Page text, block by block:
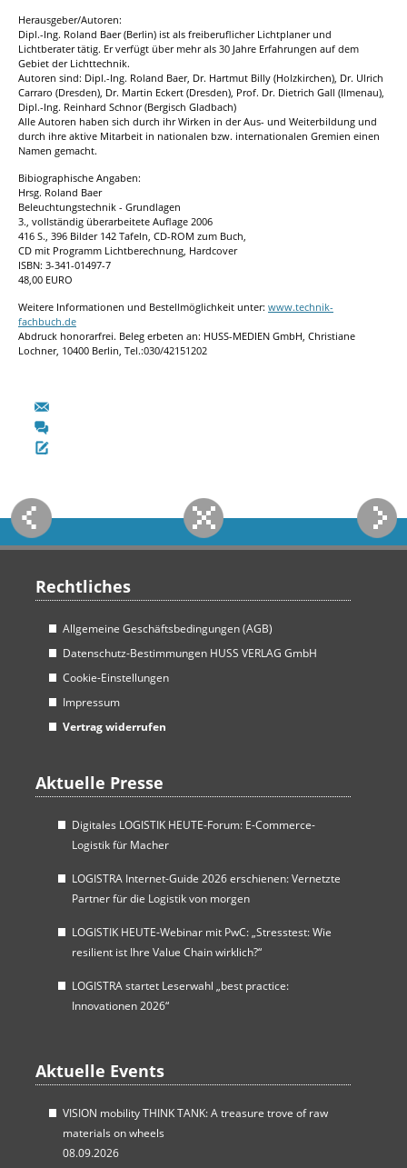
Herausgeber/Autoren:
Dipl.-Ing. Roland Baer (Berlin) ist als freiberuflicher Lichtplaner und
Lichtberater tätig. Er verfügt über mehr als 30 Jahre Erfahrungen auf dem
Gebiet der Lichttechnik.
Autoren sind: Dipl.-Ing. Roland Baer, Dr. Hartmut Billy (Holzkirchen), Dr. Ulrich
Carraro (Dresden), Dr. Martin Eckert (Dresden), Prof. Dr. Dietrich Gall (Ilmenau),
Dipl.-Ing. Reinhard Schnor (Bergisch Gladbach)
Alle Autoren haben sich durch ihr Wirken in der Aus- und Weiterbildung und
durch ihre aktive Mitarbeit in nationalen bzw. internationalen Gremien einen
Namen gemacht.
Bibiographische Angaben:
Hrsg. Roland Baer
Beleuchtungstechnik - Grundlagen
3., vollständig überarbeitete Auflage 2006
416 S., 396 Bilder 142 Tafeln, CD-ROM zum Buch,
CD mit Programm Lichtberechnung, Hardcover
ISBN: 3-341-01497-7
48,00 EURO
Weitere Informationen und Bestellmöglichkeit unter: www.technik-
fachbuch.de
Abdruck honorarfrei. Beleg erbeten an: HUSS-MEDIEN GmbH, Christiane
Lochner, 10400 Berlin, Tel.:030/42151202
Rechtliches
Allgemeine Geschäftsbedingungen (AGB)
Datenschutz-Bestimmungen HUSS VERLAG GmbH
Cookie-Einstellungen
Impressum
Vertrag widerrufen
Aktuelle Presse
Digitales LOGISTIK HEUTE-Forum: E-Commerce-
Logistik für Macher
LOGISTRA Internet-Guide 2026 erschienen: Vernetzte
Partner für die Logistik von morgen
LOGISTIK HEUTE-Webinar mit PwC: „Stresstest: Wie
resilient ist Ihre Value Chain wirklich?“
LOGISTRA startet Leserwahl „best practice:
Innovationen 2026“
Aktuelle Events
VISION mobility THINK TANK: A treasure trove of raw
materials on wheels
08.09.2026